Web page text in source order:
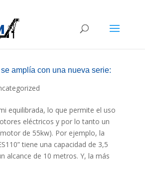
amplía con una nueva serie:
equilibrada, lo que permite el uso
eléctricos y por lo tanto un
de 55kw). Por ejemplo, la
tiene una capacidad de 3,5
alcance de 10 metros. Y, la más